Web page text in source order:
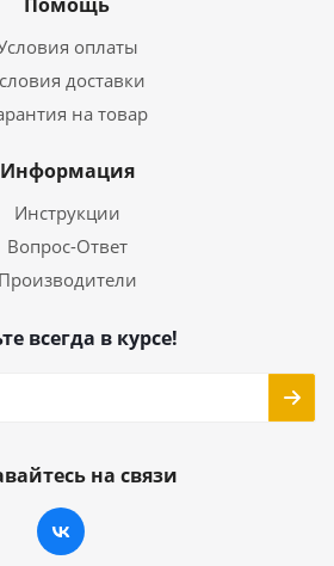
оплаты
доставки
на товар
Информация
Инструкции
Вопрос-Ответ
Производители
всегда в курсе!
на связи